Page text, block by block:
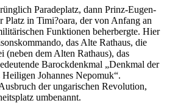
Paradeplatz, dann Prinz-Eugen-
Platz in Timi?oara, der von Anfang an
Funktionen beherbergte. Hier
das Alte Rathaus, die
(neben dem Alten Rathaus), das
Barockdenkmal „Denkmal der
Johannes Nepomuk“.
der ungarischen Revolution,
umbenannt.